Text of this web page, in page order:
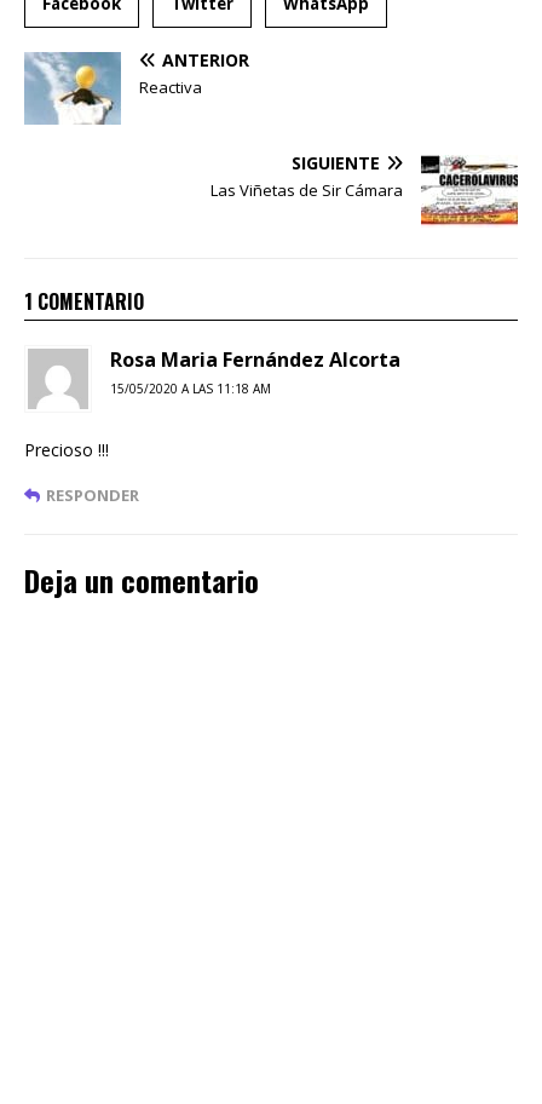
ANTERIOR
Reactiva
SIGUIENTE
Las Viñetas de Sir Cámara
1 COMENTARIO
Rosa Maria Fernández Alcorta
15/05/2020 A LAS 11:18 AM
Precioso !!!
RESPONDER
Deja un comentario